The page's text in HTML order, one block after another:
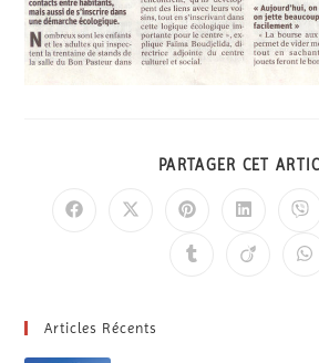
PARTAGER CET
Articles Récents